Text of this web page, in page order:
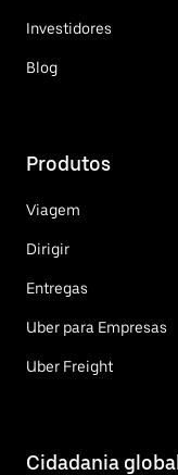
Investidores
Blog
Produtos
Viagem
Dirigir
Entregas
Uber para Empresas
Uber Freight
Cidadania